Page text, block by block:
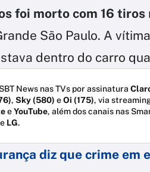
foi morto com 16 tiros
São Paulo. A
dentro do carro
News nas TVs por assinatura
, Sky (580) eOi (175), via
eYouTube, além dos canais nas
e LG.
diz que crime em